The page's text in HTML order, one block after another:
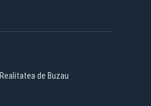
Realitatea de Buzau